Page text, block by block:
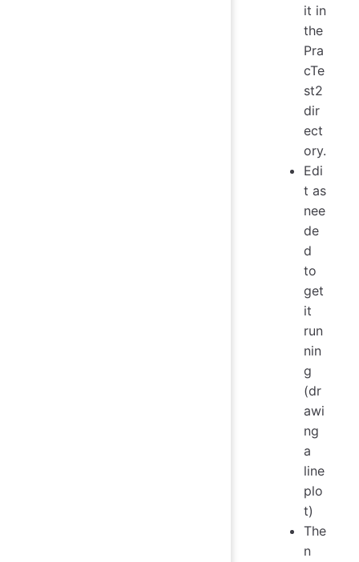
it in
the
Pra
cTe
st2
dir
ect
ory.
Edi
t as
nee
de
d
to
get
it
run
nin
g
(dr
awi
ng
a
line
plo
t)
The
n